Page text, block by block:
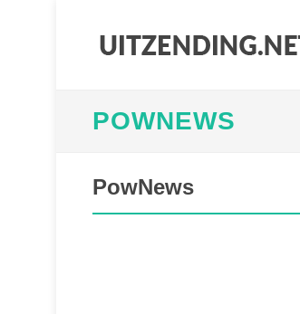
POWNEWS
PowNews